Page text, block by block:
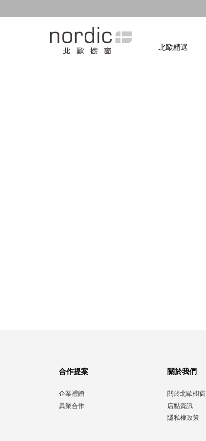
北歐精選
合作提案
企業禮贈
異業合作
關於我們
關於北歐櫥窗
店點資訊
隱私權政策